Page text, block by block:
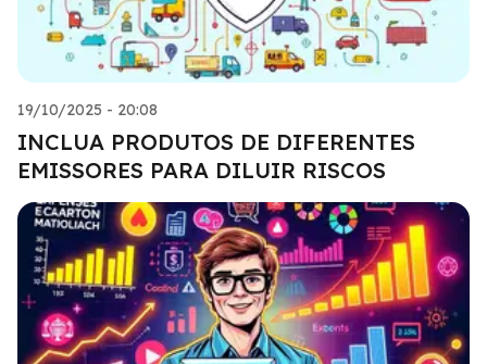
19/10/2025 - 20:08
INCLUA PRODUTOS DE DIFERENTES
EMISSORES PARA DILUIR RISCOS